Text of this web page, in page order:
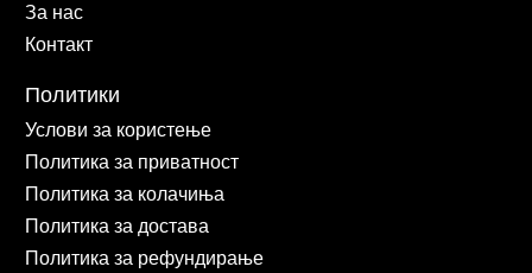
За нас
Контакт
Политики
Услови за користење
Политика за приватност
Политика за колачиња
Политика за достава
Политика за рефундирање